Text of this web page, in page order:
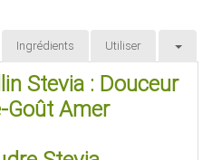
Ingrédients Utiliser
Stevia : Douceur
Goût Amer